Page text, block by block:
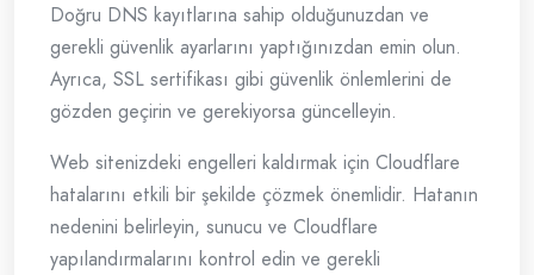
Doğru DNS kayıtlarına sahip olduğunuzdan ve
gerekli güvenlik ayarlarını yaptığınızdan emin olun.
Ayrıca, SSL sertifikası gibi güvenlik önlemlerini de
gözden geçirin ve gerekiyorsa güncelleyin.
Web sitenizdeki engelleri kaldırmak için Cloudflare
hatalarını etkili bir şekilde çözmek önemlidir. Hatanın
nedenini belirleyin, sunucu ve Cloudflare
yapılandırmalarını kontrol edin ve gerekli